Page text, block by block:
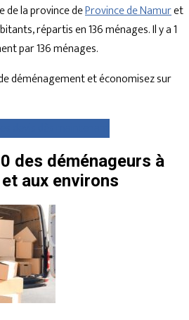
de la province deProvince de Namuret
répartis en 136 ménages. Il y a 1
par 136 ménages.
déménagement et économisez sur
des déménageurs à
aux environs